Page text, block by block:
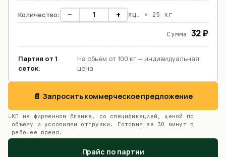
Количество: − + ящ. × 25 кг
Сумма 32 ₽
Партия от 1
сеток.
На объём от 100 кг — индивидуальная
цена
📄 Запросить коммерческое предложение
КП на фирменном бланке, со спецификацией, ценой по
объёму и условиями отгрузки. Готовим за 30 минут в
рабочее время.
Прайс по партии